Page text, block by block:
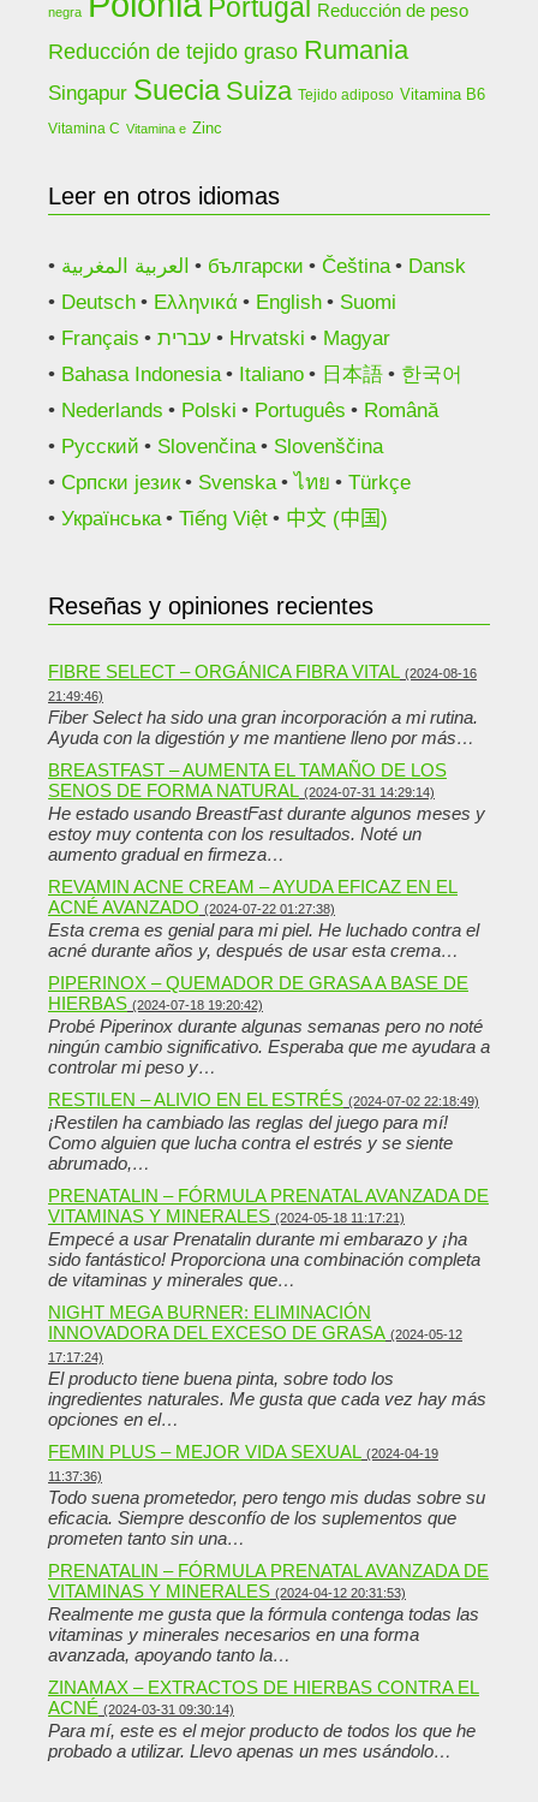
negra Portugal Reducción de peso
Reducción de tejido graso Rumania
Singapur Suecia Suiza Tejido adiposo Vitamina B6
Vitamina C Vitamina e Zinc
Leer en otros idiomas
العربية المغربية български Čeština
Dansk
Deutsch
Ελληνικά English
Suomi
Français
עברית Hrvatski
Magyar
Bahasa Indonesia
Italiano 日本語
한국어
Nederlands
Polski Português
Română
Русский
Slovenčina
Slovenščina
Српски језик
Svenska ไทย
Türkçe
Українська
Tiếng Việt 中文 (中国)
Reseñas y opiniones recientes
FIBRE SELECT – ORGÁNICA FIBRA VITAL (2024-08-16
21:49:46)
Fiber Select ha sido una gran incorporación a mi rutina.
Ayuda con la digestión y me mantiene lleno por más…
BREASTFAST – AUMENTA EL TAMAÑO DE LOS
SENOS DE FORMA NATURAL (2024-07-31 14:29:14)
He estado usando BreastFast durante algunos meses y
estoy muy contenta con los resultados. Noté un
aumento gradual en firmeza…
REVAMIN ACNE CREAM – AYUDA EFICAZ EN EL
ACNÉ AVANZADO (2024-07-22 01:27:38)
Esta crema es genial para mi piel. He luchado contra el
acné durante años y, después de usar esta crema…
PIPERINOX – QUEMADOR DE GRASA A BASE DE
HIERBAS (2024-07-18 19:20:42)
Probé Piperinox durante algunas semanas pero no noté
ningún cambio significativo. Esperaba que me ayudara a
controlar mi peso y…
RESTILEN – ALIVIO EN EL ESTRÉS (2024-07-02 22:18:49)
¡Restilen ha cambiado las reglas del juego para mí!
Como alguien que lucha contra el estrés y se siente
abrumado,…
PRENATALIN – FÓRMULA PRENATAL AVANZADA DE
VITAMINAS Y MINERALES (2024-05-18 11:17:21)
Empecé a usar Prenatalin durante mi embarazo y ¡ha
sido fantástico! Proporciona una combinación completa
de vitaminas y minerales que…
NIGHT MEGA BURNER: ELIMINACIÓN
INNOVADORA DEL EXCESO DE GRASA (2024-05-12
17:17:24)
El producto tiene buena pinta, sobre todo los
ingredientes naturales. Me gusta que cada vez hay más
opciones en el…
FEMIN PLUS – MEJOR VIDA SEXUAL (2024-04-19
11:37:36)
Todo suena prometedor, pero tengo mis dudas sobre su
eficacia. Siempre desconfío de los suplementos que
prometen tanto sin una…
PRENATALIN – FÓRMULA PRENATAL AVANZADA DE
VITAMINAS Y MINERALES (2024-04-12 20:31:53)
Realmente me gusta que la fórmula contenga todas las
vitaminas y minerales necesarios en una forma
avanzada, apoyando tanto la…
ZINAMAX – EXTRACTOS DE HIERBAS CONTRA EL
ACNÉ (2024-03-31 09:30:14)
Para mí, este es el mejor producto de todos los que he
probado a utilizar. Llevo apenas un mes usándolo…